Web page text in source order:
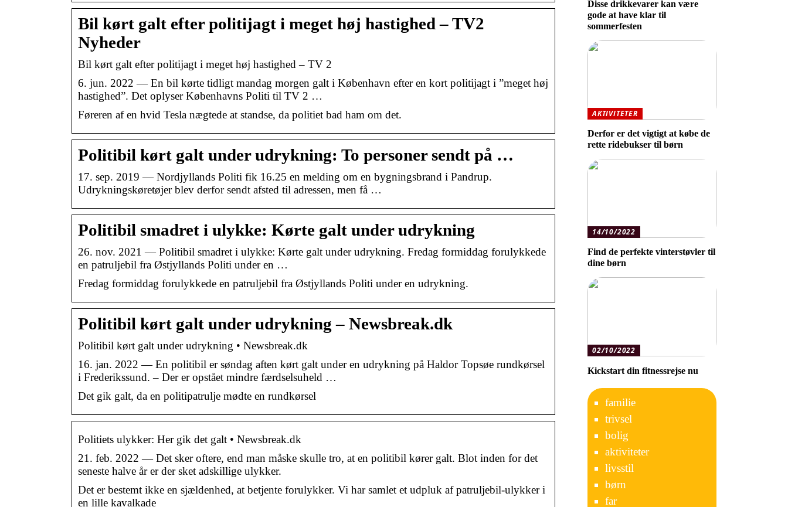
Bil kørt galt efter politijagt i meget høj hastighed – TV2
Nyheder
Bil kørt galt efter politijagt i meget høj hastighed – TV 2
6. jun. 2022 — En bil kørte tidligt mandag morgen galt i København efter en kort politijagt i ”meget høj
hastighed”. Det oplyser Københavns Politi til TV 2 …
Føreren af en hvid Tesla nægtede at standse, da politiet bad ham om det.
Politibil kørt galt under udrykning: To personer sendt på …
17. sep. 2019 — Nordjyllands Politi fik 16.25 en melding om en bygningsbrand i Pandrup.
Udrykningskøretøjer blev derfor sendt afsted til adressen, men få …
Politibil smadret i ulykke: Kørte galt under udrykning
26. nov. 2021 — Politibil smadret i ulykke: Kørte galt under udrykning. Fredag formiddag forulykkede
en patruljebil fra Østjyllands Politi under en …
Fredag formiddag forulykkede en patruljebil fra Østjyllands Politi under en udrykning.
Politibil kørt galt under udrykning – Newsbreak.dk
Politibil kørt galt under udrykning • Newsbreak.dk
16. jan. 2022 — En politibil er søndag aften kørt galt under en udrykning på Haldor Topsøe rundkørsel
i Frederikssund. – Der er opstået mindre færdselsuheld …
Det gik galt, da en politipatrulje mødte en rundkørsel
Politiets ulykker: Her gik det galt • Newsbreak.dk
21. feb. 2022 — Det sker oftere, end man måske skulle tro, at en politibil kører galt. Blot inden for det
seneste halve år er der sket adskillige ulykker.
Det er bestemt ikke en sjældenhed, at betjente forulykker. Vi har samlet et udpluk af patruljebil-ulykker i
en lille kavalkade
Disse drikkevarer kan være
gode at have klar til
sommerfesten
AKTIVITETER
Derfor er det vigtigt at købe de
rette ridebukser til børn
14/10/2022
Find de perfekte vinterstøvler til
dine børn
02/10/2022
Kickstart din fitnessrejse nu
familie
trivsel
bolig
aktiviteter
livsstil
børn
far